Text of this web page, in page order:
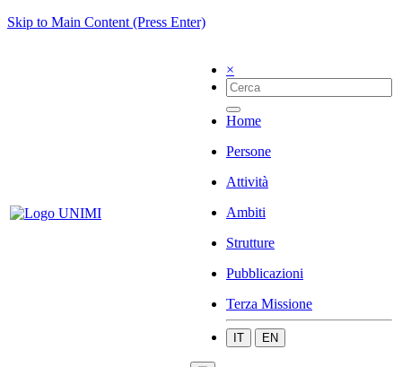
Skip to Main Content (Press Enter)
×
Home
Persone
Attività
Ambiti
Strutture
Pubblicazioni
Terza Missione
IT EN